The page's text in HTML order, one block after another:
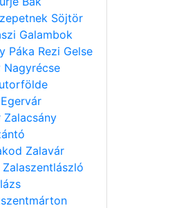
Söjtör
Galambok
Páka Rezi Gelse
Nagyrécse
Egervár
Zalacsány
Zalavár
Zalaszentlászló